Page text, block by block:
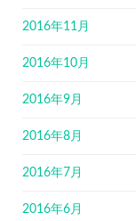
2016年11月
2016年10月
2016年9月
2016年8月
2016年7月
2016年6月